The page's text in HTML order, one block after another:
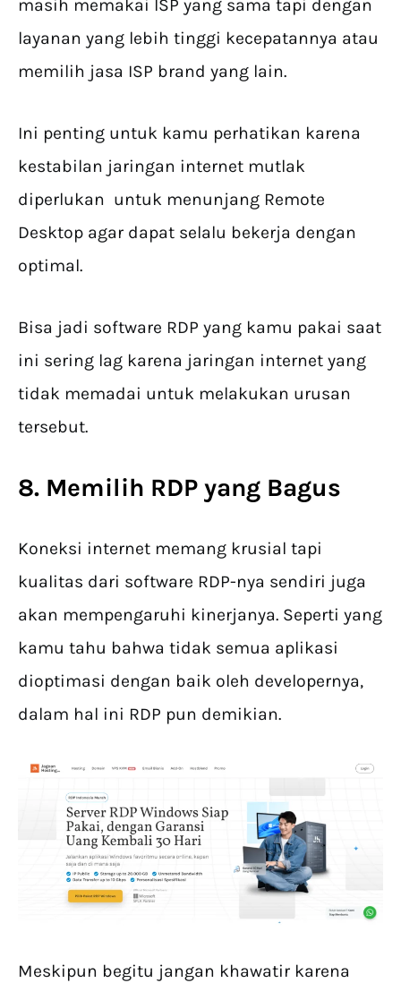
masih memakai ISP yang sama tapi dengan
layanan yang lebih tinggi kecepatannya atau
memilih jasa ISP brand yang lain.
Ini penting untuk kamu perhatikan karena
kestabilan jaringan internet mutlak
diperlukan untuk menunjang Remote
Desktop agar dapat selalu bekerja dengan
optimal.
Bisa jadi software RDP yang kamu pakai saat
ini sering lag karena jaringan internet yang
tidak memadai untuk melakukan urusan
tersebut.
8. Memilih RDP yang Bagus
Koneksi internet memang krusial tapi
kualitas dari software RDP-nya sendiri juga
akan mempengaruhi kinerjanya. Seperti yang
kamu tahu bahwa tidak semua aplikasi
dioptimasi dengan baik oleh developernya,
dalam hal ini RDP pun demikian.
Meskipun begitu jangan khawatir karena